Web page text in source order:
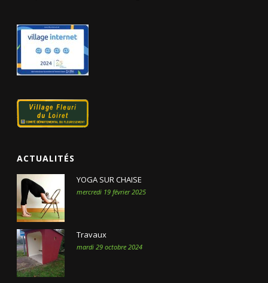
ACTUALITÉS
YOGA SUR CHAISE
mercredi 19 février 2025
Travaux
mardi 29 octobre 2024